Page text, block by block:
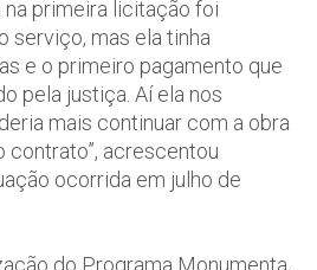
na primeira licitação foi
serviço, mas ela tinha
e o primeiro pagamento que
pela justiça. Aí ela nos
mais continuar com a obra
contrato”, acrescentou
ocorrida em julho de
do Programa Monumenta,